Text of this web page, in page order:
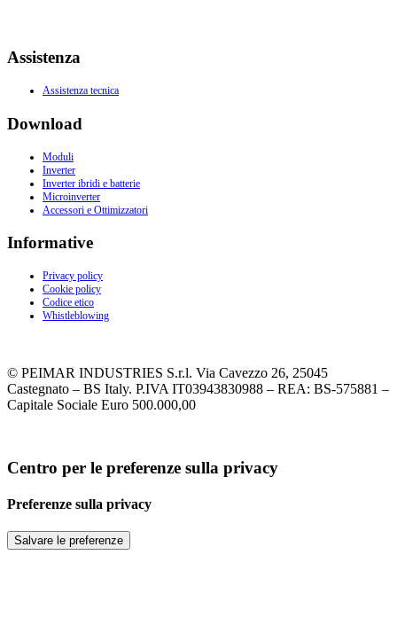
Assistenza
Assistenza tecnica
Download
Moduli
Inverter
Inverter ibridi e batterie
Microinverter
Accessori e Ottimizzatori
Informative
Privacy policy
Cookie policy
Codice etico
Whistleblowing
© PEIMAR INDUSTRIES S.r.l. Via Cavezzo 26, 25045
Castegnato – BS Italy. P.IVA IT03943830988 – REA: BS-575881 –
Capitale Sociale Euro 500.000,00
Centro per le preferenze sulla privacy
Preferenze sulla privacy